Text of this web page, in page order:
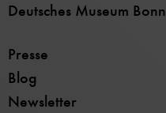
Deutsches Museum Bonn
Presse
Blog
Newsletter